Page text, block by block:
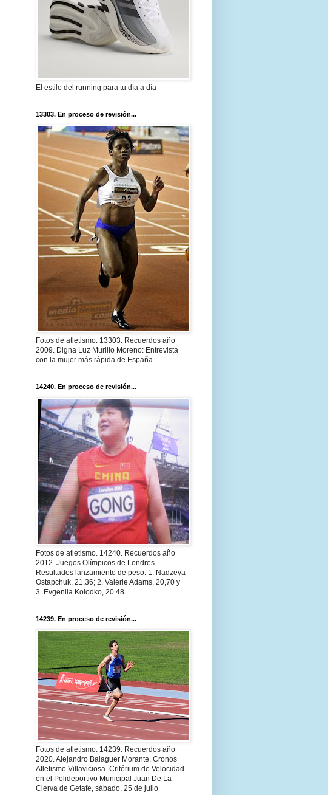
El estilo del running para tu día a día
13303. En proceso de revisión...
Fotos de atletismo. 13303. Recuerdos año
2009. Digna Luz Murillo Moreno: Entrevista
con la mujer más rápida de España
14240. En proceso de revisión...
Fotos de atletismo. 14240. Recuerdos año
2012. Juegos Olímpicos de Londres.
Resultados lanzamiento de peso: 1. Nadzeya
Ostapchuk, 21,36; 2. Valerie Adams, 20,70 y
3. Evgeniia Kolodko, 20.48
14239. En proceso de revisión...
Fotos de atletismo. 14239. Recuerdos año
2020. Alejandro Balaguer Morante, Cronos
Atletismo Villaviciosa. Critérium de Velocidad
en el Polideportivo Municipal Juan De La
Cierva de Getafe, sábado, 25 de julio